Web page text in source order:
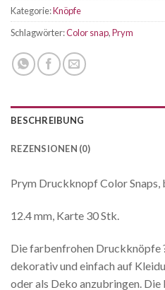
Kategorie:Knöpfe
Schlagwörter:Color snap,Prym
BESCHREIBUNG
REZENSIONEN (0)
Prym Druckknopf Color Snaps,
12.4 mm, Karte 30 Stk.
Die farbenfrohen Druckknöpfe
dekorativ und einfach auf
oder als Deko anzubringen. Die